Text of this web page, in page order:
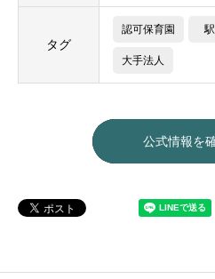
タグ
認可保育園
大手法人
公式情報を